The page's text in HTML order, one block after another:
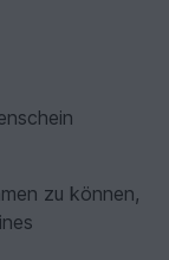
zu können,